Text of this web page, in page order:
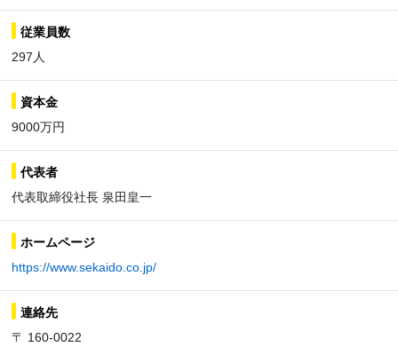
従業員数
297人
資本金
9000万円
代表者
代表取締役社長 泉田皇一
ホームページ
https://www.sekaido.co.jp/
連絡先
〒 160-0022